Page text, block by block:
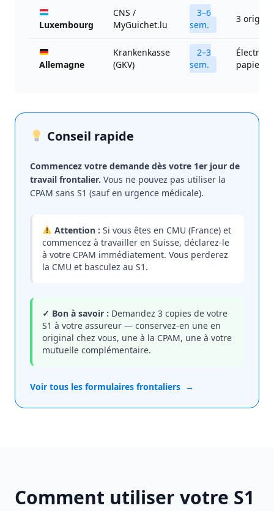
Luxembourg
CNS /
MyGuichet.lu
3–6
sem.
3
Allemagne
Krankenkasse
(GKV)
2–3
sem.
Électro +
papier
Conseil rapide
Commencez votre demande dès votre 1er jour de
travail frontalier. Vous ne pouvez pas utiliser la
CPAM sans S1 (sauf en urgence médicale).
Attention : Si vous êtes en CMU (France) et
commencez à travailler en Suisse, déclarez-le
à votre CPAM immédiatement. Vous perderez
la CMU et basculez au S1.
✓ Bon à savoir : Demandez 3 copies de votre
S1 à votre assureur — conservez-en une en
original chez vous, une à la CPAM, une à votre
mutuelle complémentaire.
Voir tous les formulaires frontaliers →
Comment utiliser votre S1